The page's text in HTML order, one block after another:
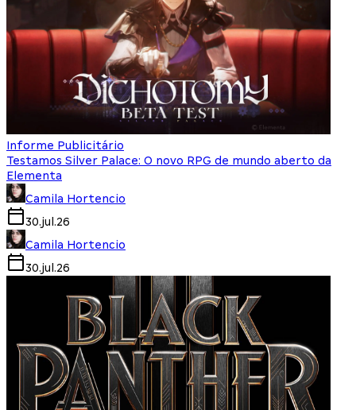
Informe Publicitário
Testamos Silver Palace: O novo RPG de mundo aberto da
Elementa
Camila Hortencio
30.jul.26
Camila Hortencio
30.jul.26